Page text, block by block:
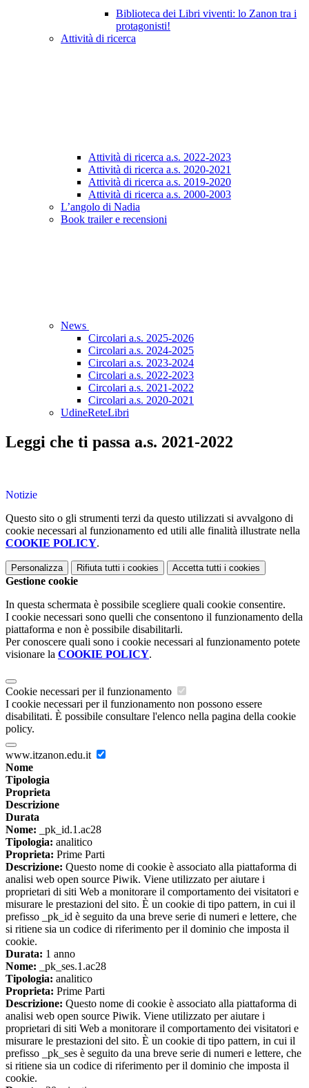
Biblioteca dei Libri viventi: lo Zanon tra i
protagonisti!
Attività di ricerca
Attività di ricerca a.s. 2022-2023
Attività di ricerca a.s. 2020-2021
Attività di ricerca a.s. 2019-2020
Attività di ricerca a.s. 2000-2003
L’angolo di Nadia
Book trailer e recensioni
News
Circolari a.s. 2025-2026
Circolari a.s. 2024-2025
Circolari a.s. 2023-2024
Circolari a.s. 2022-2023
Circolari a.s. 2021-2022
Circolari a.s. 2020-2021
UdineReteLibri
Leggi che ti passa a.s. 2021-2022
Notizie
Questo sito o gli strumenti terzi da questo utilizzati si avvalgono di
cookie necessari al funzionamento ed utili alle finalità illustrate nella
COOKIE POLICY.
Personalizza Rifiuta tutti i cookies Accetta tutti i cookies
Gestione cookie
In questa schermata è possibile scegliere quali cookie consentire.
I cookie necessari sono quelli che consentono il funzionamento della
piattaforma e non è possibile disabilitarli.
Per conoscere quali sono i cookie necessari al funzionamento potete
visionare la COOKIE POLICY.
Cookie necessari per il funzionamento
I cookie necessari per il funzionamento non possono essere
disabilitati. È possibile consultare l'elenco nella pagina della cookie
policy.
www.itzanon.edu.it
Nome
Tipologia
Proprieta
Descrizione
Durata
Nome: _pk_id.1.ac28
Tipologia: analitico
Proprieta: Prime Parti
Descrizione: Questo nome di cookie è associato alla piattaforma di
analisi web open source Piwik. Viene utilizzato per aiutare i
proprietari di siti Web a monitorare il comportamento dei visitatori e
misurare le prestazioni del sito. È un cookie di tipo pattern, in cui il
prefisso _pk_id è seguito da una breve serie di numeri e lettere, che
si ritiene sia un codice di riferimento per il dominio che imposta il
cookie.
Durata: 1 anno
Nome: _pk_ses.1.ac28
Tipologia: analitico
Proprieta: Prime Parti
Descrizione: Questo nome di cookie è associato alla piattaforma di
analisi web open source Piwik. Viene utilizzato per aiutare i
proprietari di siti Web a monitorare il comportamento dei visitatori e
misurare le prestazioni del sito. È un cookie di tipo pattern, in cui il
prefisso _pk_ses è seguito da una breve serie di numeri e lettere, che
si ritiene sia un codice di riferimento per il dominio che imposta il
cookie.